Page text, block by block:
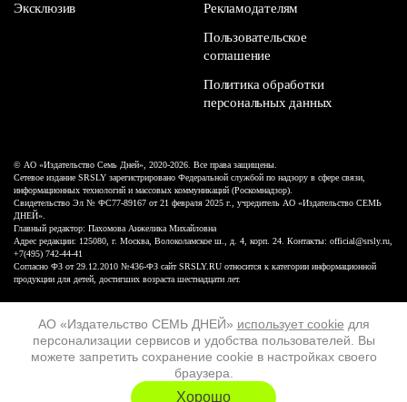
АО «Издательство СЕМЬ ДНЕЙ» использует cookie для
персонализации сервисов и удобства пользователей. Вы
можете запретить сохранение cookie в настройках своего
браузера.
Хорошо
Эксклюзив
Рекламодателям
Пользовательское
соглашение
Политика обработки
персональных данных
16+
© АО «Издательство Семь Дней», 2020-2026. Все права защищены.
Сетевое издание SRSLY зарегистрировано Федеральной службой по надзору в сфере связи,
информационных технологий и массовых коммуникаций (Роскомнадзор).
Свидетельство Эл № ФС77-89167 от 21 февраля 2025 г., учредитель АО «Издательство СЕМЬ
ДНЕЙ».
Главный редактор: Пахомова Анжелика Михайловна
Адрес редакции: 125080, г. Москва, Волоколамское ш., д. 4, корп. 24. Контакты: official@srsly.ru,
+7(495) 742-44-41
Согласно ФЗ от 29.12.2010 №436-ФЗ сайт SRSLY.RU относится к категории информационной
продукции для детей, достигших возраста шестнадцати лет.
ХОЧУ ЕЩЁ